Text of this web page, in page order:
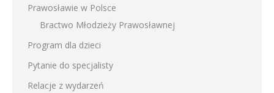
Prawosławie w Polsce
Bractwo Młodzieży Prawosławnej
Program dla dzieci
Pytanie do specjalisty
Relacje z wydarzeń